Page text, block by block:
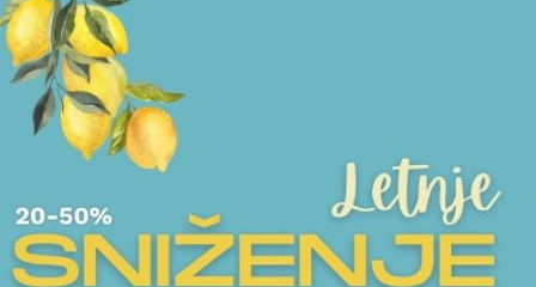
ČINIJE
UKRASNE KUTIJE I ČINIJE
ČINIJA SAMBONET - GIO PONTI
18.750,00RSD
POGLEDAJTE POGLEDAJTE